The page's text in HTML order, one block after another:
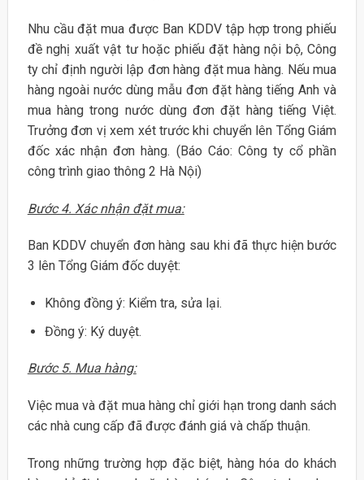
Nhu cầu đặt mua được Ban KDDV tập hợp trong phiếu
đề nghị xuất vật tư hoặc phiếu đặt hàng nội bộ, Công
ty chỉ định người lập đơn hàng đặt mua hàng. Nếu mua
hàng ngoài nước dùng mẫu đơn đặt hàng tiếng Anh và
mua hàng trong nước dùng đơn đặt hàng tiếng Việt.
Trưởng đơn vị xem xét trước khi chuyển lên Tổng Giám
đốc xác nhận đơn hàng. (Báo Cáo: Công ty cổ phần
công trình giao thông 2 Hà Nội)
Bước 4. Xác nhận đặt mua:
Ban KDDV chuyển đơn hàng sau khi đã thực hiện bước
3 lên Tổng Giám đốc duyệt:
Không đồng ý: Kiểm tra, sửa lại.
Đồng ý: Ký duyệt.
Bước 5. Mua hàng:
Việc mua và đặt mua hàng chỉ giới hạn trong danh sách
các nhà cung cấp đã được đánh giá và chấp thuận.
Trong những trường hợp đặc biệt, hàng hóa do khách